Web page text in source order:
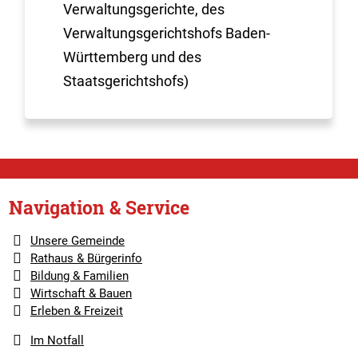
Verwaltungsgerichte, des
Verwaltungsgerichtshofs Baden-
Württemberg und des
Staatsgerichtshofs)
Navigation & Service
Unsere Gemeinde
Rathaus & Bürgerinfo
Bildung & Familien
Wirtschaft & Bauen
Erleben & Freizeit
Im Notfall